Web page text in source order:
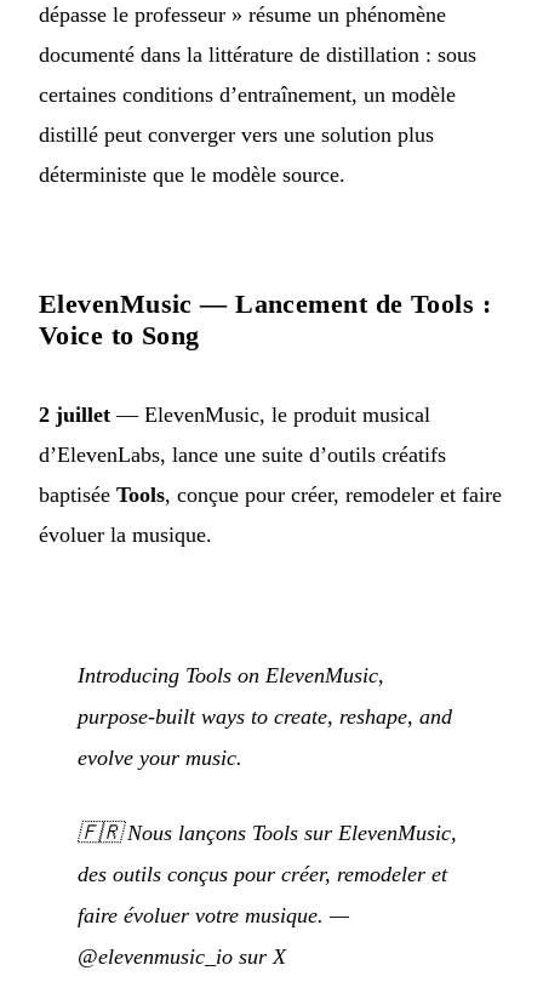
dépasse le professeur » résume un phénomène
documenté dans la littérature de distillation : sous
certaines conditions d’entraînement, un modèle
distillé peut converger vers une solution plus
déterministe que le modèle source.
ElevenMusic — Lancement de Tools :
Voice to Song
2 juillet — ElevenMusic, le produit musical
d’ElevenLabs, lance une suite d’outils créatifs
baptisée Tools, conçue pour créer, remodeler et faire
évoluer la musique.
Introducing Tools on ElevenMusic,
purpose-built ways to create, reshape, and
evolve your music.
🇫🇷Nous lançons Tools sur ElevenMusic,
des outils conçus pour créer, remodeler et
faire évoluer votre musique. —
@elevenmusic_io sur X